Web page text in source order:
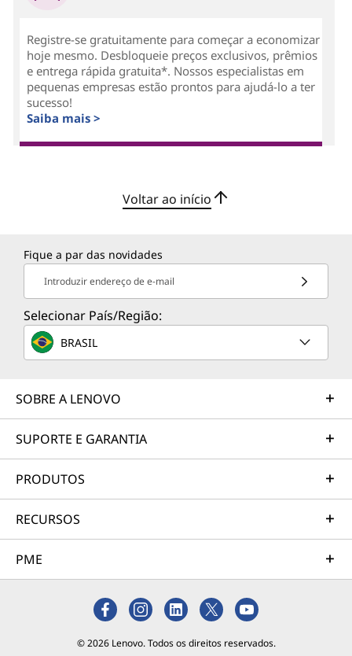
Registre-se gratuitamente para começar a economizar
hoje mesmo. Desbloqueie preços exclusivos, prêmios
e entrega rápida gratuita*. Nossos especialistas em
pequenas empresas estão prontos para ajudá-lo a ter
sucesso!
Saiba mais >
Voltar ao início
Fique a par das novidades
Introduzir endereço de e-mail
Selecionar País/Região:
BRASIL
SOBRE A LENOVO
SUPORTE E GARANTIA
PRODUTOS
RECURSOS
PME
© 2026 Lenovo. Todos os direitos reservados.